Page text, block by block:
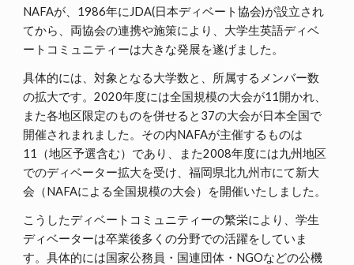
NAFAが、1986年にJDA(日本ディベート協会)が設立され
てから、両協会の連携や施策により、大学生英語ディベ
ートコミュニティーは大きな発展を遂げました。
具体的には、対象となる大学数と、所属するメンバー数
の拡大です。2020年度には全国規模の大会が11開かれ、
また各地区限定のものを併せると37の大会が日本全国で
開催されまれました。その内NAFAが主催するものは
11（地区予選含む）であり、また2008年度には九州地区
でのディベーター拡大を受け、福岡県北九州市にて新大
会（NAFAによる全国規模の大会）を開催いたしました。
こうしたディベートコミュニティーの繁栄により、学生
ディベーターは卒業後多くの分野での活躍をしていま
す。具体的には国家公務員・国連団体・NGOなどの公機